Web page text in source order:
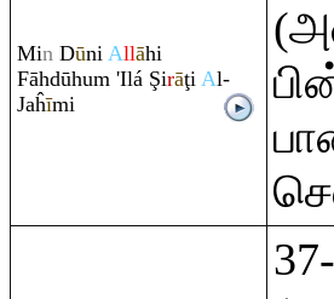
Min Dūni Allāhi
Fāhdūhum 'Ilá Şirāţi Al-
Jaĥīmi